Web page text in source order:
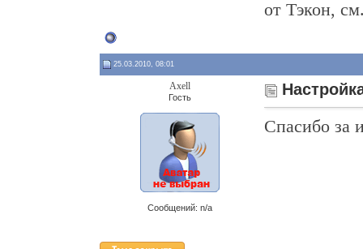
от Тэкон,
25.03.2010, 08:01
Axell
Гость
Сообщений: n/a
Спасибо за